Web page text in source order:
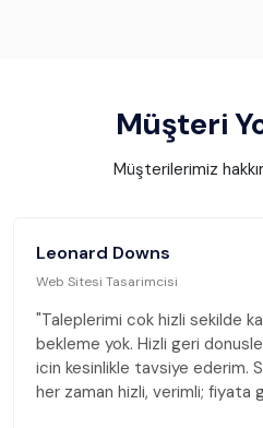
Müşteri
Müşterilerimiz
karsiladilar. Bahane yok,
donusleri ve kaliteli hizmetleri
ederim. Site hizi artti ve destek
fiyata gore mukemmel hizmet."